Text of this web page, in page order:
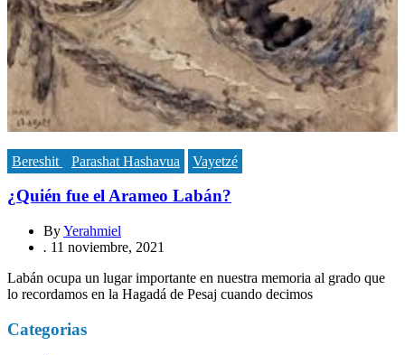
Bereshit Parashat Hashavua Vayetzé
¿Quién fue el Arameo Labán?
ByYerahmiel
. 11 noviembre, 2021
Labán ocupa un lugar importante en nuestra memoria al grado que
lo recordamos en la Hagadá de Pesaj cuando decimos
Categorias